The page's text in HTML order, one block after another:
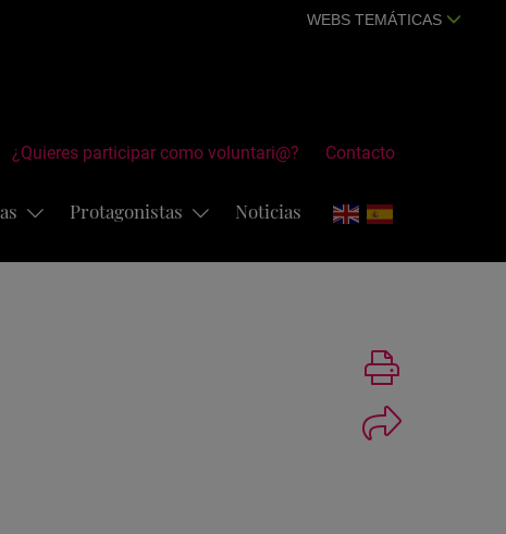
WEBS TEMÁTICAS
¿Quieres participar como voluntari@? Contacto
Protagonistas Noticias